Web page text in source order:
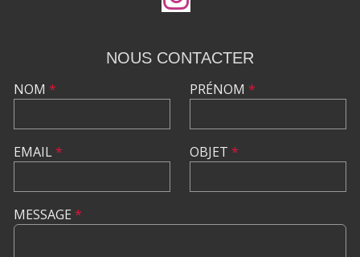
NOUS CONTACTER
NOM *
EMAIL*
PRÉNOM *
OBJET *
MESSAGE *